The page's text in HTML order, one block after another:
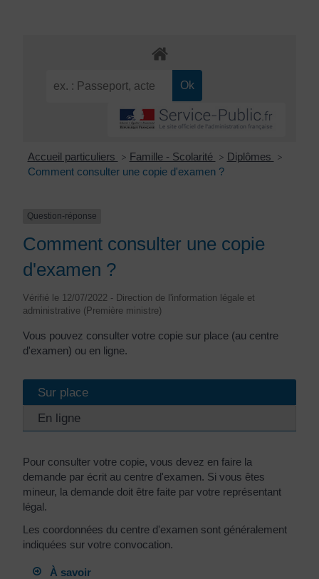
Accueil particuliers > Famille - Scolarité > Diplômes >
Comment consulter une copie d'examen ?
Question-réponse
Comment consulter une copie
d'examen ?
Vérifié le 12/07/2022 - Direction de l'information légale et
administrative (Première ministre)
Vous pouvez consulter votre copie sur place (au centre
d'examen) ou en ligne.
Sur place
En ligne
Pour consulter votre copie, vous devez en faire la
demande par écrit au centre d'examen. Si vous êtes
mineur, la demande doit être faite par votre représentant
légal.
Les coordonnées du centre d'examen sont généralement
indiquées sur votre convocation.
À savoir